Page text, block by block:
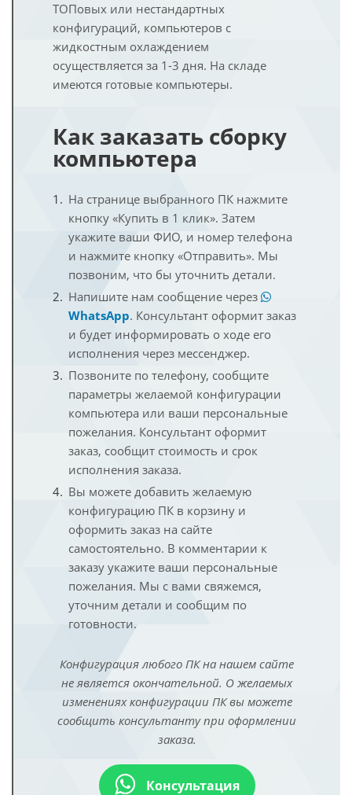
ТОПовых или нестандартных
конфигураций, компьютеров с
жидкостным охлаждением
осуществляется за 1-3 дня. На складе
имеются готовые компьютеры.
Как заказать сборку
компьютера
На странице выбранного ПК нажмите
кнопку «Купить в 1 клик». Затем
укажите ваши ФИО, и номер телефона
и нажмите кнопку «Отправить». Мы
позвоним, что бы уточнить детали.
Напишите нам сообщение через
WhatsApp. Консультант оформит заказ
и будет информировать о ходе его
исполнения через мессенджер.
Позвоните по телефону, сообщите
параметры желаемой конфигурации
компьютера или ваши персональные
пожелания. Консультант оформит
заказ, сообщит стоимость и срок
исполнения заказа.
Вы можете добавить желаемую
конфигурацию ПК в корзину и
оформить заказ на сайте
самостоятельно. В комментарии к
заказу укажите ваши персональные
пожелания. Мы с вами свяжемся,
уточним детали и сообщим по
готовности.
Конфигурация любого ПК на нашем сайте
не является окончательной. О желаемых
изменениях конфигурации ПК вы можете
сообщить консультанту при оформлении
заказа.
Консультация